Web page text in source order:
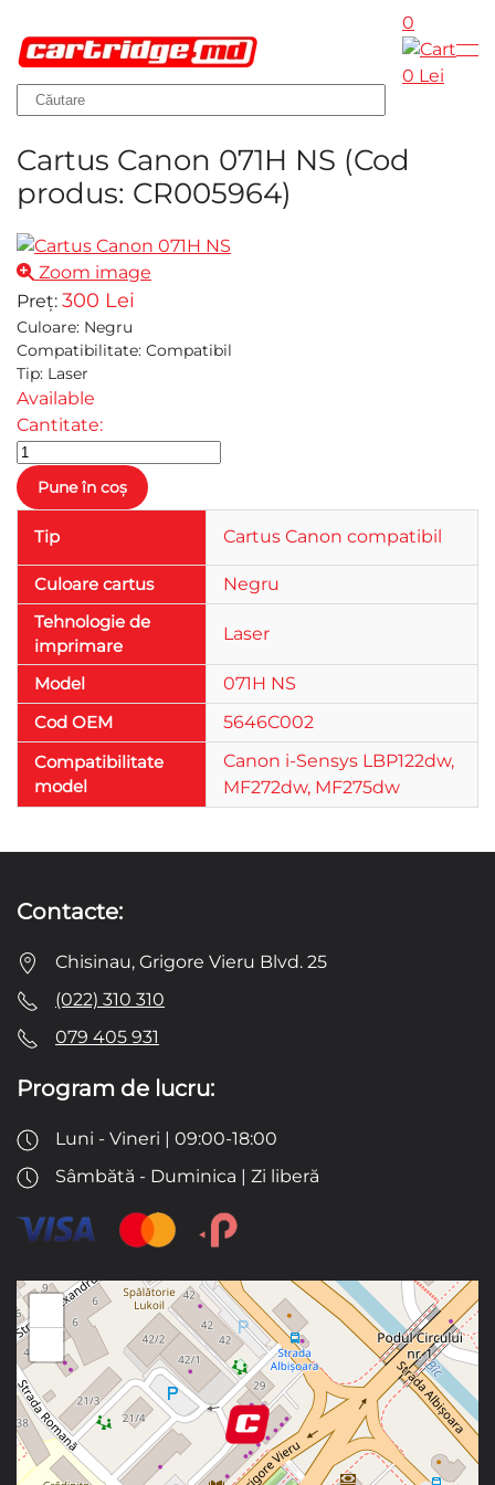
Skip to main content
0
0 Lei
Cartus Canon 071H NS (Cod
produs: CR005964)
Zoom image
Preț: 300 Lei
Culoare: Negru
Compatibilitate: Compatibil
Tip: Laser
Available
Cantitate:
Tip Cartus Canon compatibil
Culoare cartus
Negru
Tehnologie de
imprimare
Laser
Model
071H NS
Cod OEM
5646C002
Compatibilitate
model
Canon i-Sensys LBP122dw,
MF272dw, MF275dw
Contacte:
Chisinau, Grigore Vieru Blvd. 25
(022) 310 310
079 405 931
Program de lucru:
Luni - Vineri | 09:00-18:00
Sâmbătă - Duminica | Zi liberă